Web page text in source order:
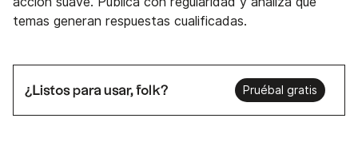
temas generan respuestas cualificadas.
¿Listos para usar, folk? Pruébal gratis